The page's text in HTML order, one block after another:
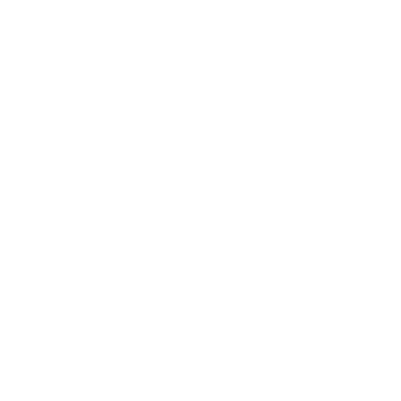
Pidato